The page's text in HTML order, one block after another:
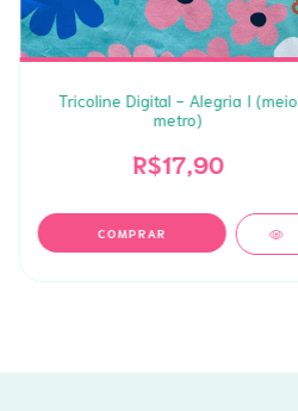
Tricoline Digital - Alegria I (meio
metro)
R$17,90